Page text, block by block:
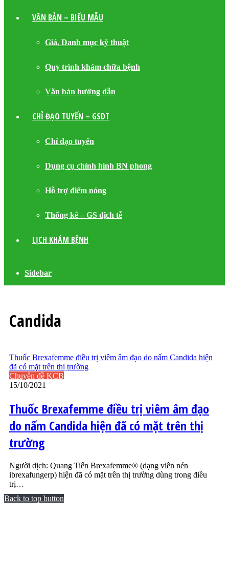
VĂN BẢN – BIỂU MẪU
Giá, Danh mục kỹ thuật
Quy trình khám chữa bệnh
Văn bản hướng dẫn
CHỈ ĐẠO TUYẾN – GSDT
Chỉ đạo tuyến
Dụng cụ chỉnh hình BN phong
Hỗ trợ điểm nóng
Thống kê – GS dịch tễ
LỊCH KHÁM BỆNH
Sidebar
Candida
Thuốc Brexafemme điều trị viêm âm đạo do nấm Candida hiện
đã có mặt trên thị trường
Chuyên đề KCB
15/10/2021
Thuốc Brexafemme điều trị viêm âm đạo
do nấm Candida hiện đã có mặt trên thị
trường
Người dịch: Quang Tiến Brexafemme® (dạng viên nén
ibrexafungerp) hiện đã có mặt trên thị trường dùng trong điều
trị…
Back to top button